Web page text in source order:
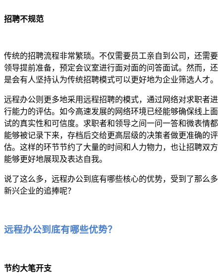
招聘不规范
传统的招聘流程非常繁琐。不仅需要员工亲自到公司，还需要
领导提前准备，预定会议室进行面对面的问答面试。然而，还
是会有人坚持认为传统招聘模式可以更好地为企业筛选人才。
远程办公则更多地采用远程招聘的模式，通过网络对求职者进
行能力的评估。如今高速发展的网络环境已经能够确保线上面
试的真实性和可信度。求职者和领导之间一问一答和微表情都
能够被记录下来，存档后交给更高层级的决策者做更准确的评
估。这样的环节节约了大量的时间和人力物力，也让招聘双方
能够更好地展现及表达自我。
说了这么多，远程办公到底有哪些核心的优势，受到了那么多
新兴企业的追捧呢？
远程办公到底有哪些优势？
节约大笔开支